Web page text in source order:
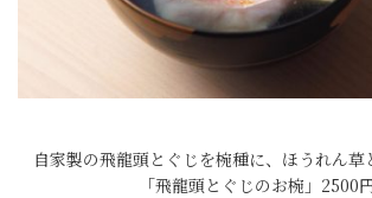
自家製の飛龍頭とぐじを椀種に、ほうれん草
「飛龍頭とぐじのお椀」2500円